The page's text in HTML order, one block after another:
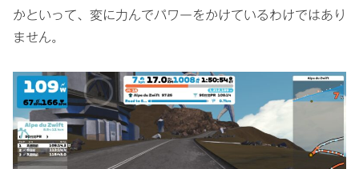
かといって、変に力んでパワーをかけているわけではあり
ません。